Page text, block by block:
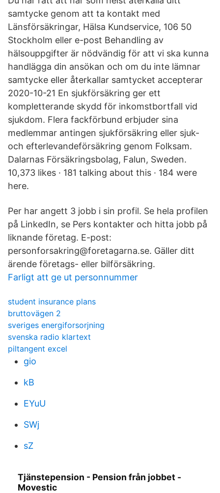
samtycke genom att ta kontakt med
Länsförsäkringar, Hälsa Kundservice, 106 50
Stockholm eller e-post Behandling av
hälsouppgifter är nödvändig för att vi ska kunna
handlägga din ansökan och om du inte lämnar
samtycke eller återkallar samtycket accepterar
2020-10-21 En sjukförsäkring ger ett
kompletterande skydd för inkomstbortfall vid
sjukdom. Flera fackförbund erbjuder sina
medlemmar antingen sjukförsäkring eller sjuk-
och efterlevandeförsäkring genom Folksam.
Dalarnas Försäkringsbolag, Falun, Sweden.
10,373 likes · 181 talking about this · 184 were
here.
Per har angett 3 jobb i sin profil. Se hela profilen
på LinkedIn, se Pers kontakter och hitta jobb på
liknande företag. E-post:
personforsakring@foretagarna.se. Gäller ditt
ärende företags- eller bilförsäkring.
Farligt att ge ut personnummer
student insurance plans
bruttovägen 2
sveriges energiforsorjning
svenska radio klartext
piltangent excel
gio
kB
EYuU
SWj
sZ
Tjänstepension - Pension från jobbet -
Movestic